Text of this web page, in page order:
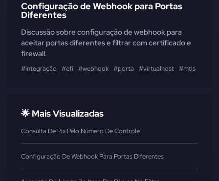
Configuração de Webhook para Portas
Diferentes
Discussão sobre configuração de webhook para
aceitar portas diferentes e filtrar com certificado e
firewall.
#integração #efí #webhook #porta #virtualhost #mtls
🌟 Mais Visualizadas
Consulta De Pix Pelo Número De Controle
Configuração De Webhook Para Portas Diferentes